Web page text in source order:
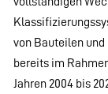
von Bauteilen
bereits im
Jahren 2004 bis